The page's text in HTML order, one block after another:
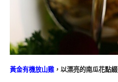
黃金有機放山雞 ，以漂亮的南瓜花點綴